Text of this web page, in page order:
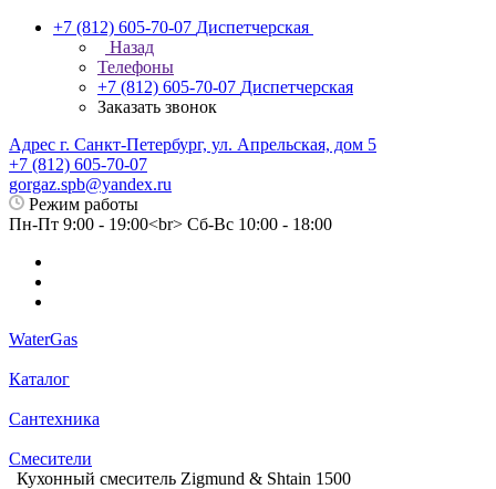
+7 (812) 605-70-07 Диспетчерская
Назад
Телефоны
+7 (812) 605-70-07 Диспетчерская
Заказать звонок
Адрес г. Санкт-Петербург, ул. Апрельская, дом 5
+7 (812) 605-70-07
gorgaz.spb@yandex.ru
Режим работы
Пн-Пт 9:00 - 19:00<br> Сб-Вс 10:00 - 18:00
WaterGas
Каталог
Сантехника
Смесители
Кухонный смеситель Zigmund & Shtain 1500